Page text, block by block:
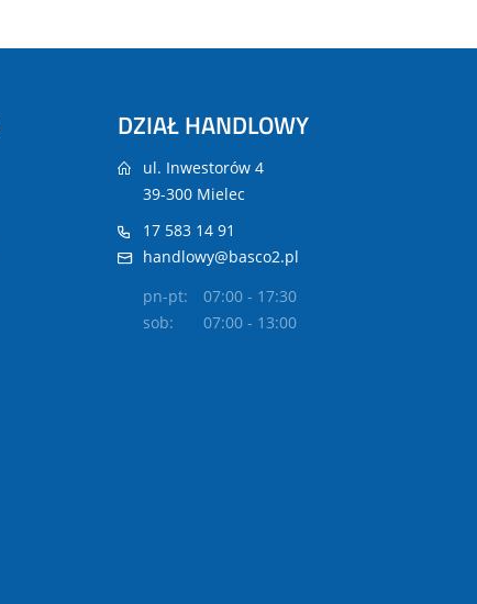
DZIAŁ HANDLOWY
ul. Inwestorów 4
39-300 Mielec
17 583 14 91
handlowy@basco2.pl
pn-pt:
07:00 - 17:30
sob:
07:00 - 13:00